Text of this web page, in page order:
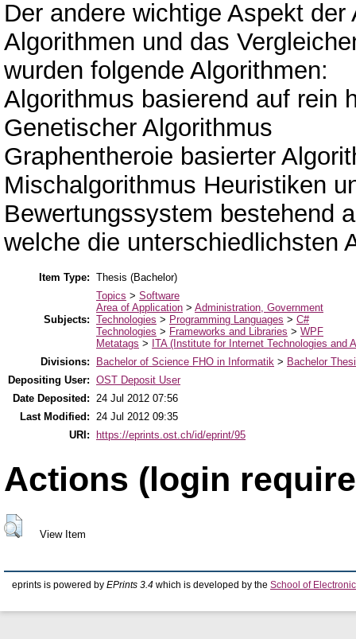
Der andere wichtige Aspekt
Algorithmen und das
wurden folgende Algorithmen:
Algorithmus basierend auf rein
Genetischer Algorithmus
Graphentheroie basierter
Mischalgorithmus Heuristiken
Bewertungssystem bestehend
welche die unterschiedlichsten
Item Type: Thesis (Bachelor)
Subjects:
Topics > Software
Area of Application > Administration, Government
Technologies > Programming Languages > C#
Technologies > Frameworks and Libraries > WPF
Metatags > ITA (Institute for Internet Technologies and
Divisions:
Bachelor of Science FHO in Informatik > Bachelor
Depositing User: OST Deposit User
Date Deposited: 24 Jul 2012 07:56
Last Modified: 24 Jul 2012 09:35
URI:
https://eprints.ost.ch/id/eprint/95
Actions (login
View Item
eprints is powered by EPrints 3.4 which is developed by the School of